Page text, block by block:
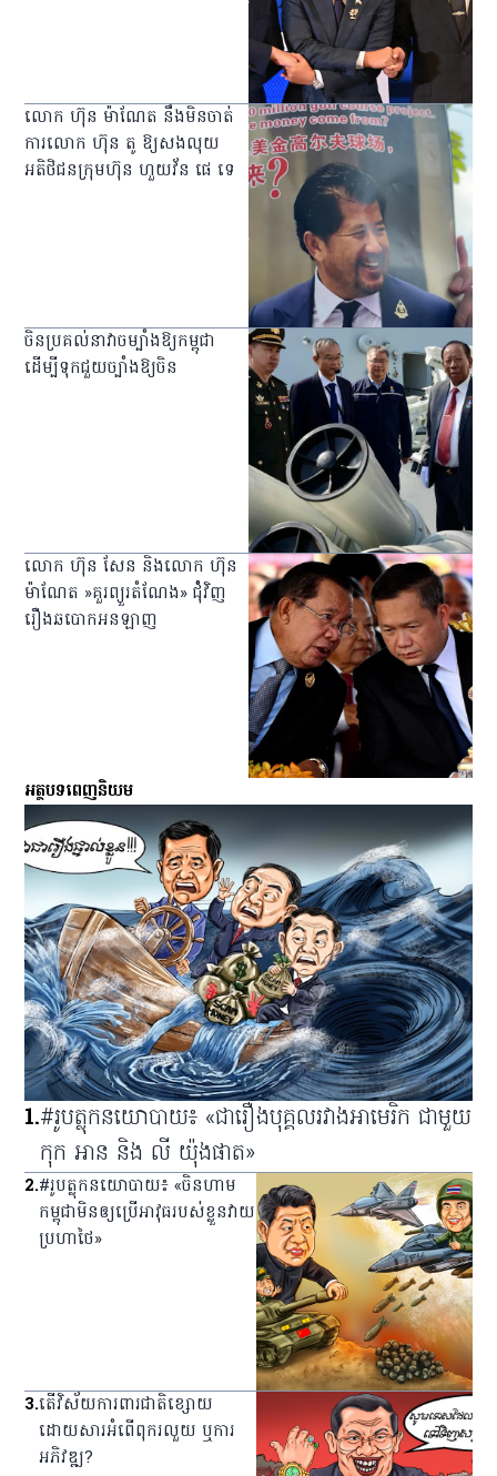
លោក ហ៊ុន ម៉ាណែត នឹងមិនចាត់
ការលោក ហ៊ុន តូ ឱ្យសងលុយ
អតិថិជនក្រុមហ៊ុន ហួយវ័ន ផេ ទេ
ចិនប្រគល់នាវាចម្បាំងឱ្យកម្ពុជា
ដើម្បីទុកជួយច្បាំងឱ្យចិន
លោក ហ៊ុន សែន និងលោក ហ៊ុន
ម៉ាណែត »គួរព្យួរតំណែង» ជំុំវិញ
រឿងឆបោកអនឡាញ
អត្ថបទពេញនិយម
1.#រូបត្លុកនយោបាយ៖ «ជារឿងបុគ្គលរវាងអាមេរិក ជាមួយ
កុក អាន និង លី យ៉ុងផាត»
2.#រូបត្លុកនយោបាយ៖ «ចិនហាម
កម្ពុជាមិនឲ្យប្រើអាវុធរបស់ខ្លួនវាយ
ប្រហាថៃ»
3.តើវិស័យការពារជាតិខ្សោយ
ដោយសារអំពើពុករលួយ ឬការ
អភិវឌ្ឍ?